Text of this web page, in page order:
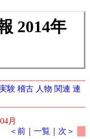
2014年
験 稽古 人物 関連 連
月
＜前 ｜一覧 次＞